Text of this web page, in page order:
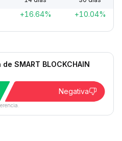
+16.64% +10.04%
SMART BLOCKCHAIN
Negativa